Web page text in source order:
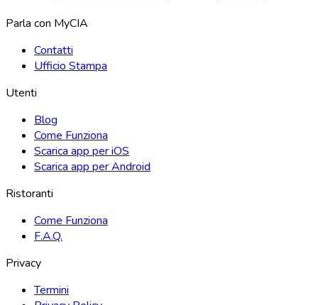
Parla con MyCIA
Contatti
Ufficio Stampa
Utenti
Blog
Come Funziona
Scarica app per iOS
Scarica app per Android
Ristoranti
Come Funziona
F.A.Q.
Privacy
Termini